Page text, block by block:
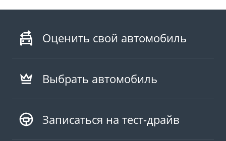
Оценить свой автомобиль
Выбрать автомобиль
Записаться на тест-драйв